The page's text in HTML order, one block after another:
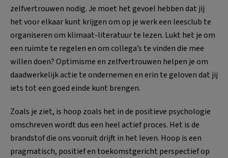
zelfvertrouwen nodig. Je moet het gevoel hebben dat jij
het voor elkaar kunt krijgen om op je werk een leesclub te
organiseren om klimaat-literatuur te lezen. Lukt het je om
een ruimte te regelen en om collega’s te vinden die mee
willen doen? Optimisme en zelfvertrouwen helpen je om
daadwerkelijk actie te ondernemen en erin te geloven dat jij
iets tot een goed einde kunt brengen.
Zoals je ziet, is hoop zoals het in de positieve psychologie
omschreven wordt dus een heel actief proces. Het is de
brandstof die ons vooruit drijft in het leven. Hoop is een
pragmatisch, positief en toekomstgericht perspectief op